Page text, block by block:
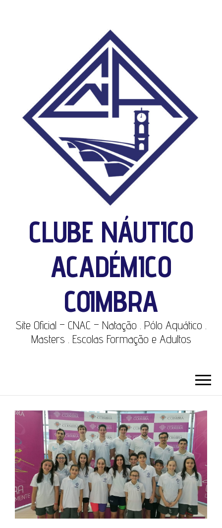
CLUBE NÁUTICO
ACADÉMICO
COIMBRA
Site Oficial – CNAC – Natação . Pólo Aquático .
Masters . Escolas Formação e Adultos